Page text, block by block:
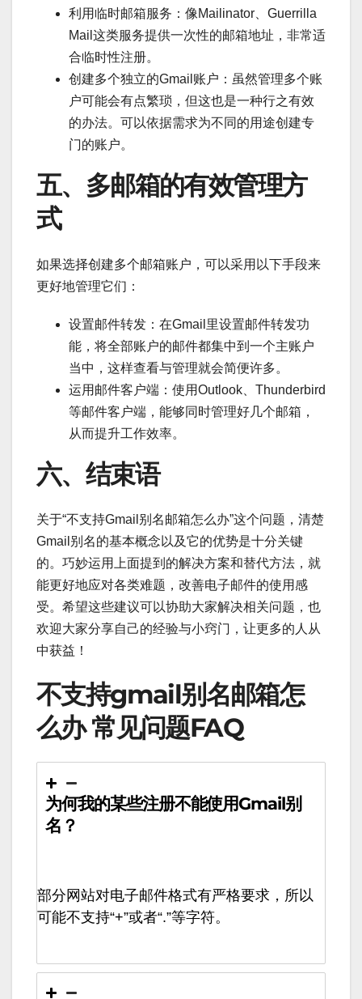
利用临时邮箱服务：像Mailinator、Guerrilla
Mail这类服务提供一次性的邮箱地址，非常适
合临时性注册。
创建多个独立的Gmail账户：虽然管理多个账
户可能会有点繁琐，但这也是一种行之有效
的办法。可以依据需求为不同的用途创建专
门的账户。
五、多邮箱的有效管理方
式
如果选择创建多个邮箱账户，可以采用以下手段来
更好地管理它们：
设置邮件转发：在Gmail里设置邮件转发功
能，将全部账户的邮件都集中到一个主账户
当中，这样查看与管理就会简便许多。
运用邮件客户端：使用Outlook、Thunderbird
等邮件客户端，能够同时管理好几个邮箱，
从而提升工作效率。
六、结束语
关于“不支持Gmail别名邮箱怎么办”这个问题，清楚
Gmail别名的基本概念以及它的优势是十分关键
的。巧妙运用上面提到的解决方案和替代方法，就
能更好地应对各类难题，改善电子邮件的使用感
受。希望这些建议可以协助大家解决相关问题，也
欢迎大家分享自己的经验与小窍门，让更多的人从
中获益！
不支持gmail别名邮箱怎
么办 常见问题FAQ
为何我的某些注册不能使用Gmail别
名？
部分网站对电子邮件格式有严格要求，所以
可能不支持“+”或者“.”等字符。